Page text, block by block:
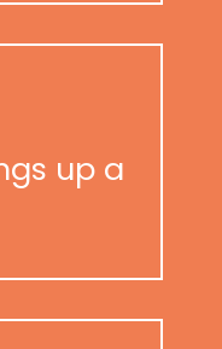
up a